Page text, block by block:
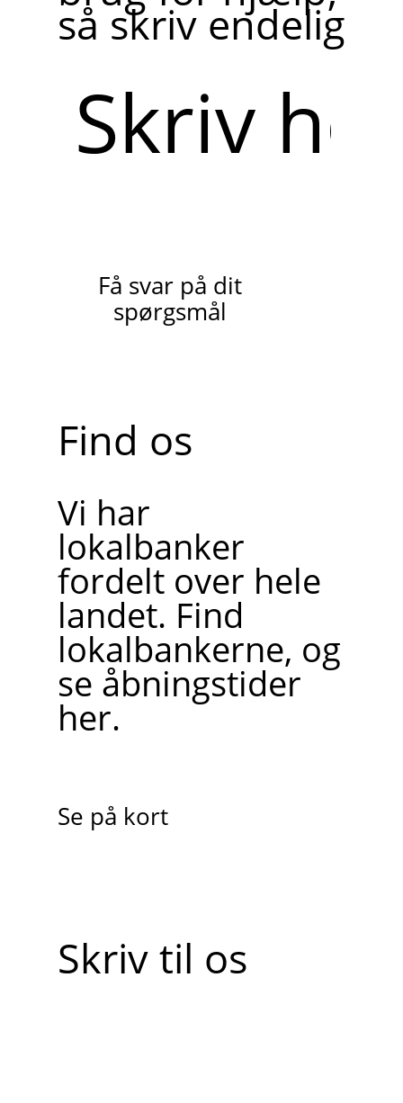
så skriv endelig
her
Få svar på dit
spørgsmål
Find os
Vi har
lokalbanker
fordelt over hele
landet. Find
lokalbankerne, og
se åbningstider
her.
Se på kort
Skriv til os